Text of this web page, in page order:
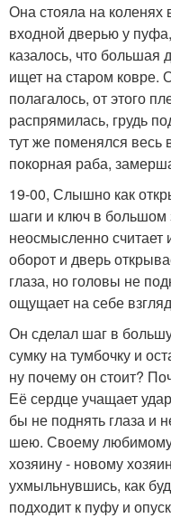
Она стояла на
входной дверью у
казалось, что большая
ищет на старом ковре.
полагалось, от этого
распрямилась, грудь
тут же поменялся весь
покорная раба,
19-00, Слышно как
шаги и ключ в большом
неосмысленно считает
оборот и дверь
глаза, но головы не
ощущает на себе
Он сделал шаг в
сумку на тумбочку и
ну почему он стоит?
Её сердце учащает
бы не поднять глаза и
шею. Своему
хозяину - новому
ухмыльнувшись, как
подходит к пуфу и